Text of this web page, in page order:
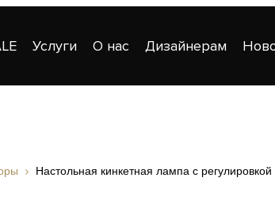
Услуги О нас Дизайнерам
Настольная кинкетная лампа с